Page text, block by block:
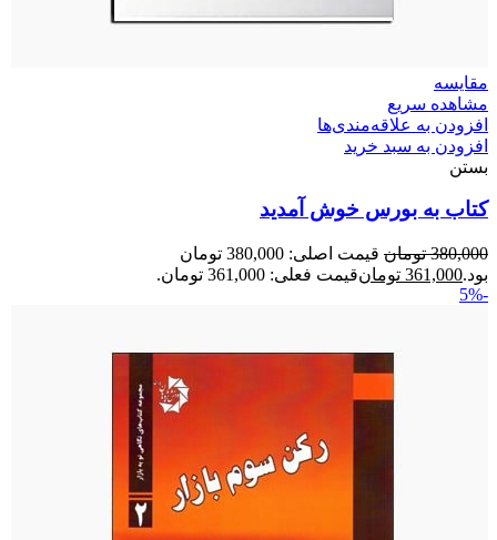
مقایسه
مشاهده سریع
افزودن به علاقه‌مندی‌ها
افزودن به سبد خرید
بستن
کتاب به بورس خوش آمدید
380,000 تومان
قیمت اصلی: 380,000 تومان
بود.361,000 تومانقیمت فعلی: 361,000 تومان.
-5%